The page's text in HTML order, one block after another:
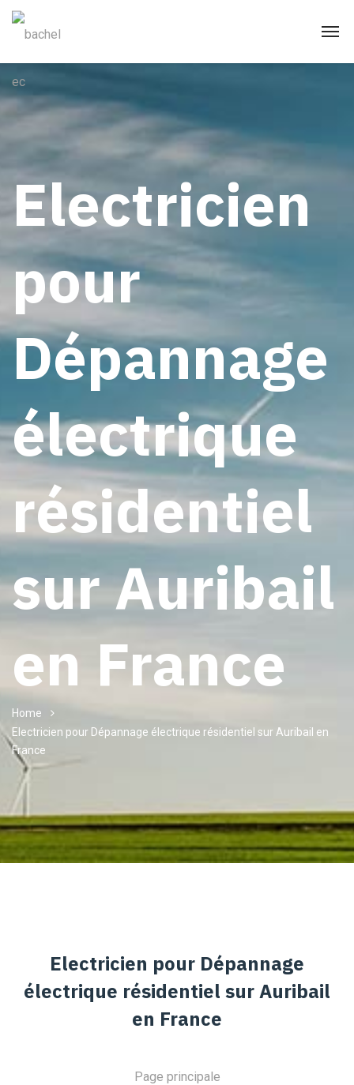
Electricien
pour
Dépannage
électrique
résidentiel
sur Auribail
en France
Home
Electricien pour Dépannage électrique résidentiel sur Auribail en
France
Electricien pour Dépannage
électrique résidentiel sur Auribail
en France
Page principale